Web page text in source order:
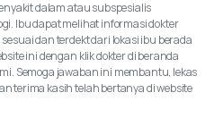
dalam atau subspesialis
Ibu dapat melihat informasi dokter
dan terdekt dari lokasi ibu berada
ini dengan klik dokter di beranda
Semoga jawaban ini membantu, lekas
terima kasih telah bertanya di website